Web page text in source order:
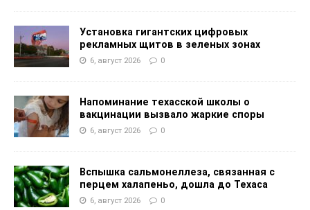
Установка гигантских цифровых
рекламных щитов в зеленых зонах
6, август 2026 0
Напоминание техасской школы о
вакцинации вызвало жаркие споры
6, август 2026 0
Вспышка сальмонеллеза, связанная с
перцем халапеньо, дошла до Техаса
6, август 2026 0